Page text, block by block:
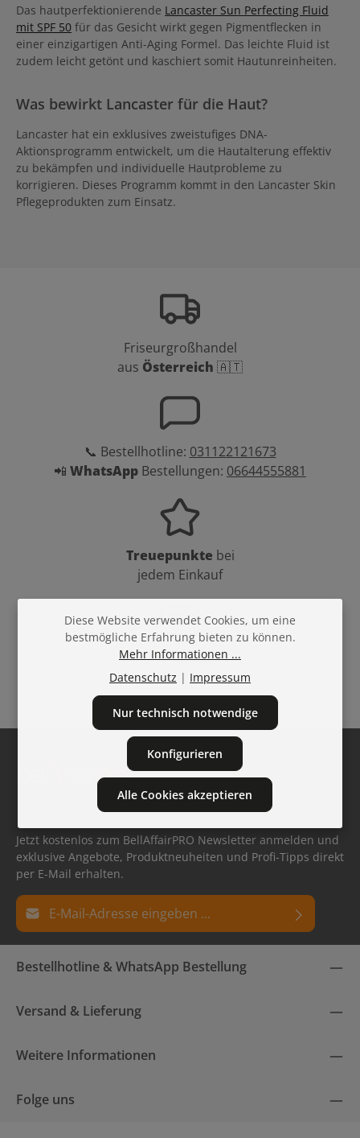
Das hautperfektionierende Lancaster Sun Perfecting Fluid
mit SPF 50 für das Gesicht wirkt gegen Pigmentflecken in
einer einzigartigen Anti-Aging Formel. Das leichte Fluid ist
zudem leicht getönt und kaschiert somit Hautunreinheiten.
Was bewirkt Lancaster für die Haut?
Lancaster hat ein exklusives zweistufiges DNA-
Aktionsprogramm entwickelt, um die Hautalterung effektiv
zu bekämpfen und individuelle Hautprobleme zu
korrigieren. Dieses Programm kommt in den Lancaster Skin
Pflegeprodukten zum Einsatz.
Friseurgroßhandel
aus Österreich 🇦🇹
📞 Bestellhotline: 031122121673
📲 WhatsApp Bestellungen: 06644555881
Treuepunkte bei
jedem Einkauf
Über10.000
ProfiProdukte
Jetzt kostenlos zum BellAffairPRO Newsletter anmelden und
exklusive Angebote, Produktneuheiten und Profi-Tipps direkt
per E-Mail erhalten.
E-Mail-Adresse*
Datenschutz
Ich habe dieDatenschutzbestimmungenzur Kenntnis
einverstanden.
Die mit einem Stern (*) markierten Felder sind
Pflichtfelder.
Bestellhotline & WhatsApp Bestellung
Versand & Lieferung
Weitere Informationen
Folge uns
Diese Website verwendet Cookies, um eine
bestmögliche Erfahrung bieten zu können.
Mehr Informationen ...
Datenschutz | Impressum
Nur technisch notwendige
Konfigurieren
Alle Cookies akzeptieren